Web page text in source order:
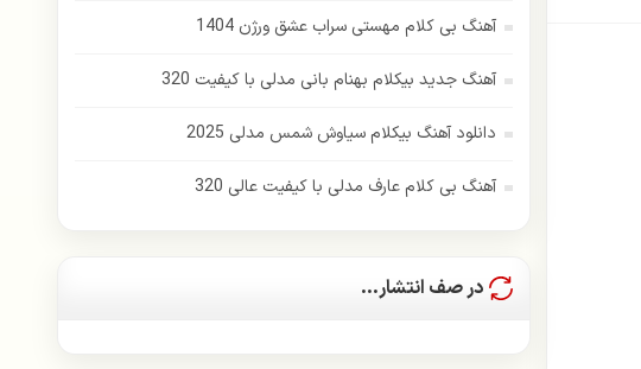
آهنگ بی کلام مهستی سراب عشق ورژن 1404
آهنگ جدید بیکلام بهنام بانی مدلی با کیفیت 320
دانلود آهنگ بیکلام سیاوش شمس مدلی 2025
آهنگ بی کلام عارف مدلی با کیفیت عالی 320
در صف انتشار...